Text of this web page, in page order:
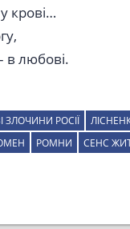
крові…
в любові.
ЗЛОЧИНИ РОСІЇ
РОМНИ СЕНС